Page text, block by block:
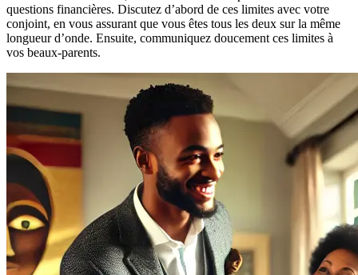
questions financières. Discutez d’abord de ces limites avec votre
conjoint, en vous assurant que vous êtes tous les deux sur la même
longueur d’onde. Ensuite, communiquez doucement ces limites à
vos beaux-parents.